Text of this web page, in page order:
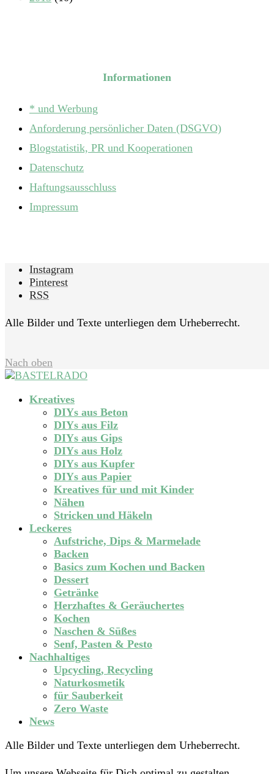
Informationen
* und Werbung
Anforderung persönlicher Daten (DSGVO)
Blogstatistik, PR und Kooperationen
Datenschutz
Haftungsausschluss
Impressum
Instagram
Pinterest
RSS
Alle Bilder und Texte unterliegen dem Urheberrecht.
Nach oben
Kreatives
DIYs aus Beton
DIYs aus Filz
DIYs aus Gips
DIYs aus Holz
DIYs aus Kupfer
DIYs aus Papier
Kreatives für und mit Kinder
Nähen
Stricken und Häkeln
Leckeres
Aufstriche, Dips & Marmelade
Backen
Basics zum Kochen und Backen
Dessert
Getränke
Herzhaftes & Geräuchertes
Kochen
Naschen & Süßes
Senf, Pasten & Pesto
Nachhaltiges
Upcycling, Recycling
Naturkosmetik
für Sauberkeit
Zero Waste
News
Alle Bilder und Texte unterliegen dem Urheberrecht.